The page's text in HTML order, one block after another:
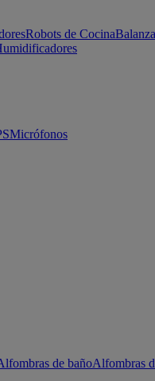
Robots de Cocina
Micrófonos
de bañoAlfombras